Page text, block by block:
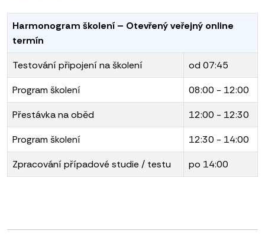
Harmonogram školení – Otevřený veřejný online
termín
Testování připojení na školení
od 07:45
Program školení
08:00 - 12:00
Přestávka na oběd
12:00 - 12:30
Program školení
12:30 - 14:00
Zpracování případové studie / testu
po 14:00